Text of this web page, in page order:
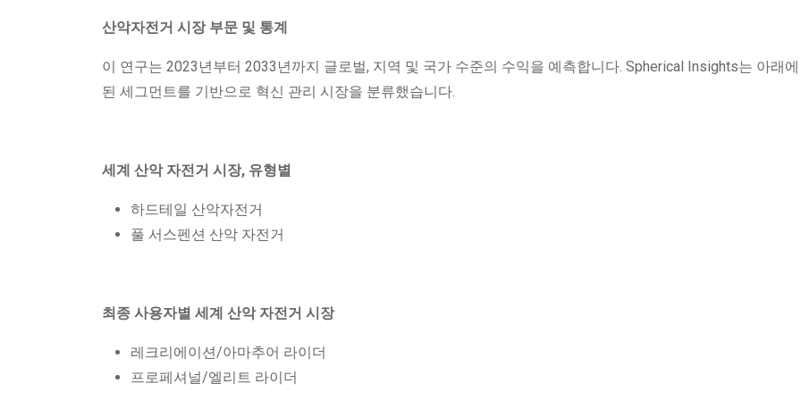
산악자전거 시장 부문 및 통계
이 연구는 2023년부터 2033년까지 글로벌, 지역 및 국가 수준의 수익을 예측합니다. Spherical Insights는 아래
된 세그먼트를 기반으로 혁신 관리 시장을 분류했습니다.
세계 산악 자전거 시장, 유형별
하드테일 산악자전거
풀 서스펜션 산악 자전거
최종 사용자별 세계 산악 자전거 시장
레크리에이션/아마추어 라이더
프로페셔널/엘리트 라이더